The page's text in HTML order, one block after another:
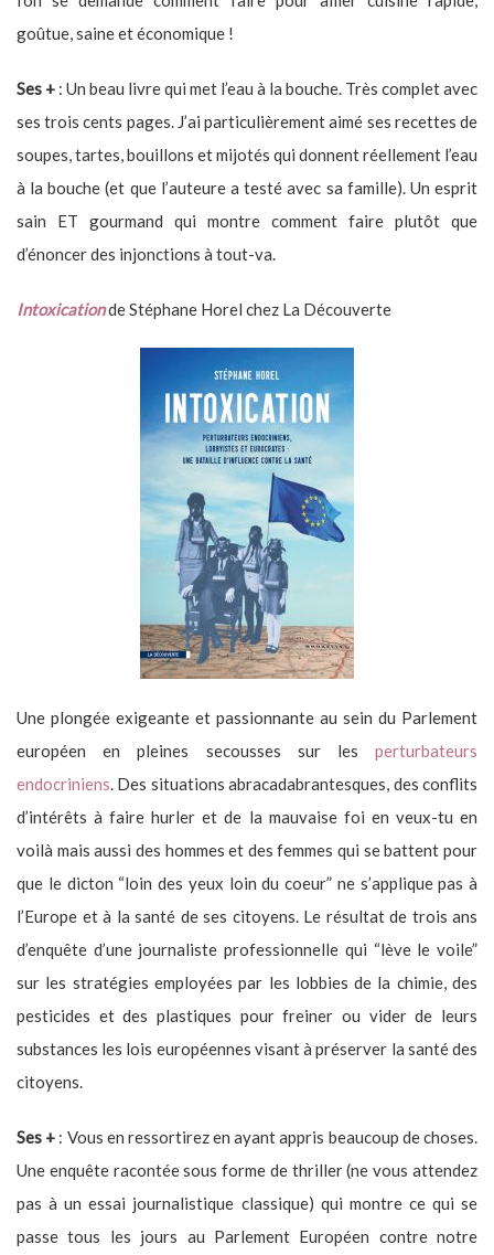
goûtue, saine et économique !
Ses + : Un beau livre qui met l’eau à la bouche. Très complet avec
ses trois cents pages. J’ai particulièrement aimé ses recettes de
soupes, tartes, bouillons et mijotés qui donnent réellement l’eau
à la bouche (et que l’auteure a testé avec sa famille). Un esprit
sain ET gourmand qui montre comment faire plutôt que
d’énoncer des injonctions à tout-va.
Intoxicationde Stéphane Horel chez La Découverte
Une plongée exigeante et passionnante au sein du Parlement
européen en pleines secousses sur les perturbateurs
endocriniens . Des situations abracadabrantesques, des conflits
d’intérêts à faire hurler et de la mauvaise foi en veux-tu en
voilà mais aussi des hommes et des femmes qui se battent pour
que le dicton “loin des yeux loin du coeur” ne s’applique pas à
l’Europe et à la santé de ses citoyens. Le résultat de trois ans
d’enquête d’une journaliste professionnelle qui “lève le voile”
sur les stratégies employées par les lobbies de la chimie, des
pesticides et des plastiques pour freiner ou vider de leurs
substances les lois européennes visant à préserver la santé des
citoyens.
Ses + : Vous en ressortirez en ayant appris beaucoup de choses.
Une enquête racontée sous forme de thriller (ne vous attendez
pas à un essai journalistique classique) qui montre ce qui se
passe tous les jours au Parlement Européen contre notre